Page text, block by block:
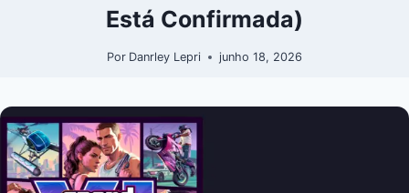
Está Confirmada)
Por Danrley Lepri junho 18, 2026